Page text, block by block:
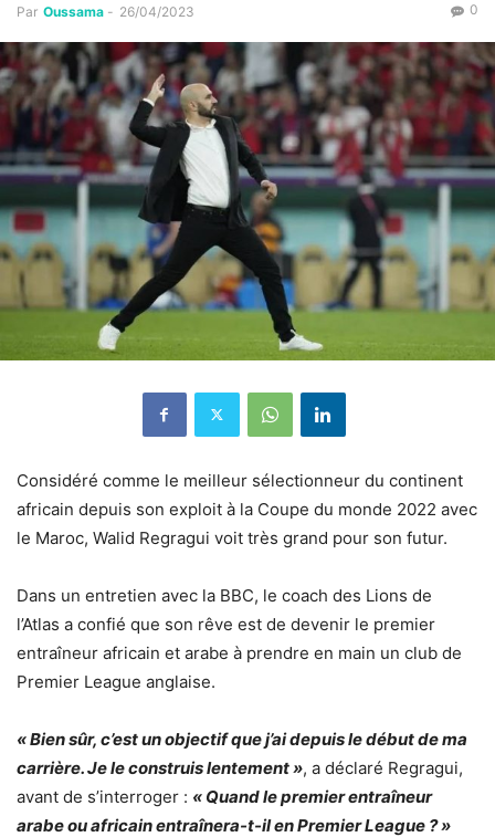
Par Oussama - 26/04/2023 0
Considéré comme le meilleur sélectionneur du continent
africain depuis son exploit à la Coupe du monde 2022 avec
le Maroc, Walid Regragui voit très grand pour son futur.
Dans un entretien avec la BBC, le coach des Lions de
l’Atlas a confié que son rêve est de devenir le premier
entraîneur africain et arabe à prendre en main un club de
Premier League anglaise.
« Bien sûr, c’est un objectif que j’ai depuis le début de ma
carrière. Je le construis lentement », a déclaré Regragui,
avant de s’interroger : « Quand le premier entraîneur
arabe ou africain entraînera-t-il en Premier League ? »